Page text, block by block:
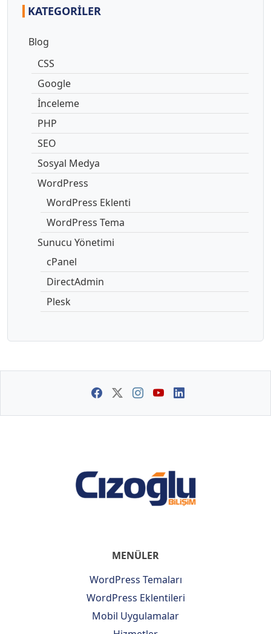
KATEGORILER
Blog
CSS
Google
İnceleme
PHP
SEO
Sosyal Medya
WordPress
WordPress Eklenti
WordPress Tema
Sunucu Yönetimi
cPanel
DirectAdmin
Plesk
MENÜLER
WordPress Temaları
WordPress Eklentileri
Mobil Uygulamalar